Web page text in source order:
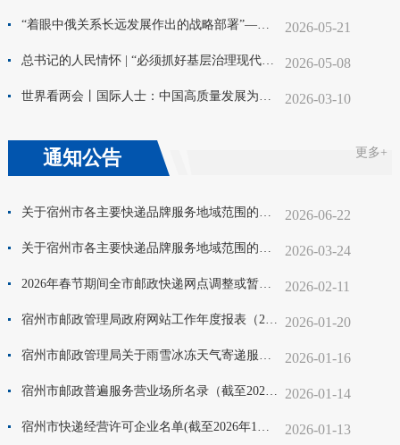
“着眼中俄关系长远发展作出的战略部署”——习近平主席同普京总统共同出席“中俄教育年”开幕式侧记 2026-05-21
总书记的人民情怀 | “必须抓好基层治理现代化这项基础性工作” 2026-05-08
世界看两会丨国际人士：中国高质量发展为全球经济注入稳定性 2026-03-10
通知公告 更多+
关于宿州市各主要快递品牌服务地域范围的公示（2026年二季度） 2026-06-22
关于宿州市各主要快递品牌服务地域范围的公示（2026年一季度） 2026-03-24
2026年春节期间全市邮政快递网点调整或暂停营业时间公示 2026-02-11
宿州市邮政管理局政府网站工作年度报表（2025年度） 2026-01-20
宿州市邮政管理局关于雨雪冰冻天气寄递服务温馨提示 2026-01-16
宿州市邮政普遍服务营业场所名录（截至2026年1月1日） 2026-01-14
宿州市快递经营许可企业名单(截至2026年1月12日) 2026-01-13